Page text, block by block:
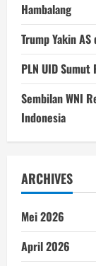
Hambalang
Trump Yakin
PLN UID
Sembilan WNI
Indonesia
ARCHIVES
Mei 2026
April 2026